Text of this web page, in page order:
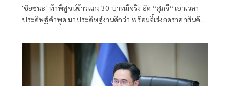
'ชัยชนะ' ท้าพิสูจน์ข้าวแกง 30 บาทมีจริง อัด “ศุภจี“ เอาเวลา
ประดิษฐ์คำพูด มาประดิษฐ์งานดีกว่า พร้อมจี้เร่งลดราคาสินค้า
ก่อนล้นตลาด